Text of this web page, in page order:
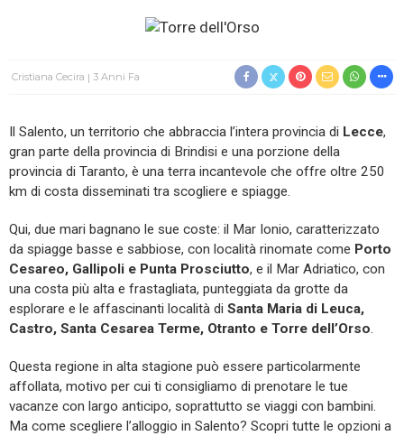
Cristiana Cecira 3 Anni Fa
Il Salento, un territorio che abbraccia l’intera provincia di Lecce,
gran parte della provincia di Brindisi e una porzione della
provincia di Taranto, è una terra incantevole che offre oltre 250
km di costa disseminati tra scogliere e spiagge.
Qui, due mari bagnano le sue coste: il Mar Ionio, caratterizzato
da spiagge basse e sabbiose, con località rinomate come Porto
Cesareo, Gallipoli e Punta Prosciutto, e il Mar Adriatico, con
una costa più alta e frastagliata, punteggiata da grotte da
esplorare e le affascinanti località di Santa Maria di Leuca,
Castro, Santa Cesarea Terme, Otranto e Torre dell’Orso.
Questa regione in alta stagione può essere particolarmente
affollata, motivo per cui ti consigliamo di prenotare le tue
vacanze con largo anticipo, soprattutto se viaggi con bambini.
Ma come scegliere l’alloggio in Salento? Scopri tutte le opzioni a